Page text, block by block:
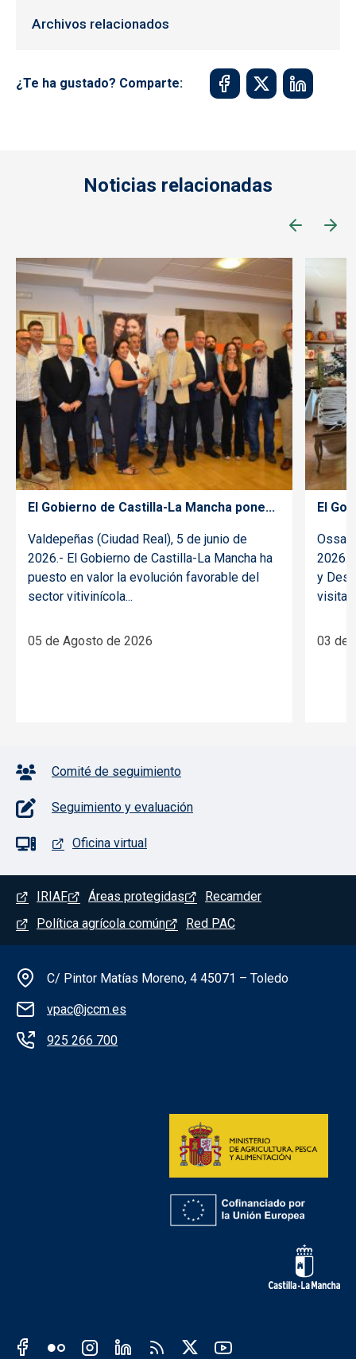
Archivos relacionados
¿Te ha gustado? Comparte:
Noticias relacionadas
El Gobierno de Castilla-La Mancha pone...
Valdepeñas (Ciudad Real), 5 de junio de
2026.- El Gobierno de Castilla-La Mancha ha
puesto en valor la evolución favorable del
sector vitivinícola...
05 de Agosto de 2026
El
Ossa
2026.-
y
03 de
Pie de página con iconos
Comité de seguimiento
Seguimiento y evaluación
Oficina virtual
Menú del pie
IRIAF Áreas protegidas
Recamder
Política agrícola común
Red PAC
Información de la institución
C/ Pintor Matías Moreno, 4 45071 – Toledo
vpac@jccm.es
925 266 700
Redes sociales JCCM